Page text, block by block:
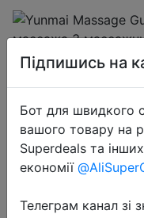
2022-05-23
Yunmai
скоростной
массажные
автономной
Підпишись на
Бот для швидкого
вашого товару на
Superdeals та
економії
Телеграм канал зі